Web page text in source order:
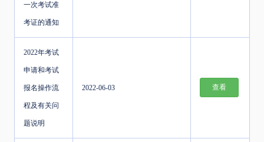
一次考试准
考证的通知
2022年考试
申请和考试
报名操作流
程及有关问
题说明
2022-06-03 查看